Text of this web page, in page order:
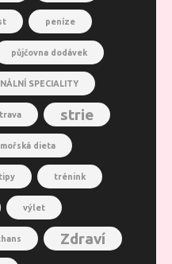
peníze
půjčovna dodávek
SPECIALITY
strie
dieta
tipy trénink
výlet
Zdraví